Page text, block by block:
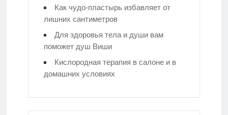
Как чудо-пластырь избавляет от
лишних сантиметров
Для здоровья тела и души вам
поможет душ Виши
Кислородная терапия в салоне и в
домашних условиях